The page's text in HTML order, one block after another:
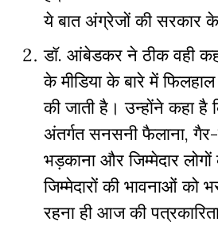
ये बात अंग्रेजों की सरकार
डॉ. आंबेडकर ने ठीक वही
के मीडिया के बारे में
की जाती है। उन्होंने कहा है
अंतर्गत सनसनी फैलाना,गैर-
भड़काना और जिम्मेदार
जिम्मेदारों की भावनाओं को
रहना ही आज की